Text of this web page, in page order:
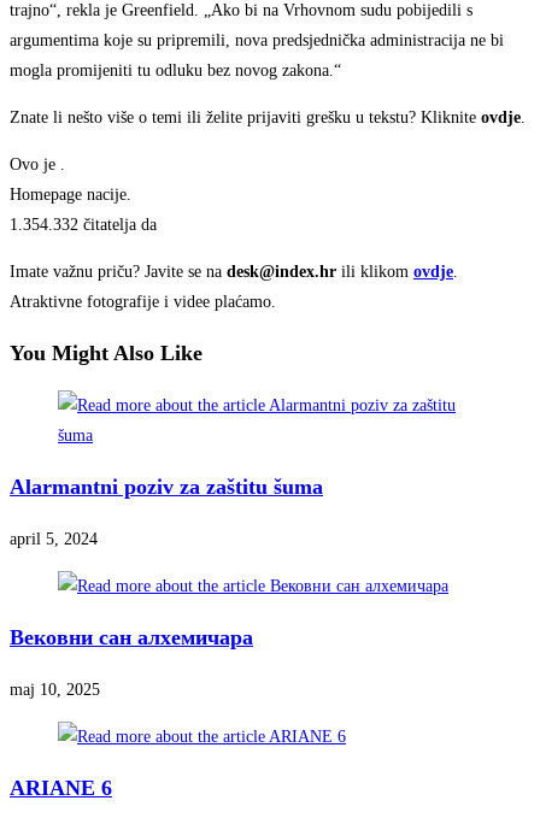
trajno“, rekla je Greenfield. „Ako bi na Vrhovnom sudu pobijedili s
argumentima koje su pripremili, nova predsjednička administracija ne bi
mogla promijeniti tu odluku bez novog zakona.“
Znate li nešto više o temi ili želite prijaviti grešku u tekstu? Kliknite ovdje.
Ovo je .
Homepage nacije.
1.354.332 čitatelja da
Imate važnu priču? Javite se na desk@index.hr ili klikom ovdje.
Atraktivne fotografije i videe plaćamo.
You Might Also Like
Alarmantni poziv za zaštitu šuma
april 5, 2024
Вековни сан алхемичара
maj 10, 2025
ARIANE 6